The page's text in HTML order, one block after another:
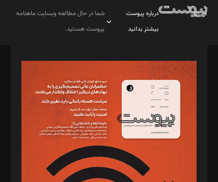
درباره پیوست
بیشتر بدانید
شما در حال مطالعه وبسایت ماهنامه
پیوست هستید.
مدیر مسئول: محمدباقر اثنی‌عشری
سردبیر: مهرک محمودی
دبیر تحریریه: میثم قاسمی
د‌بیر ناداستان: سمانه سمیع
د‌بیر خدمت و تجارت: ابوالفضل رجبی
د‌بیر حقوق فناوری: حسام‌الدین ایپکچی
د‌بیر پیوست جهان: مینا پاکدل
د‌بیر تحریریه آنلاین: بابک نقاش
تحریریه‌: مجتبی محمود‌ی، آرش برهمند، یسنا امان‌پور، سروش کرمیان،